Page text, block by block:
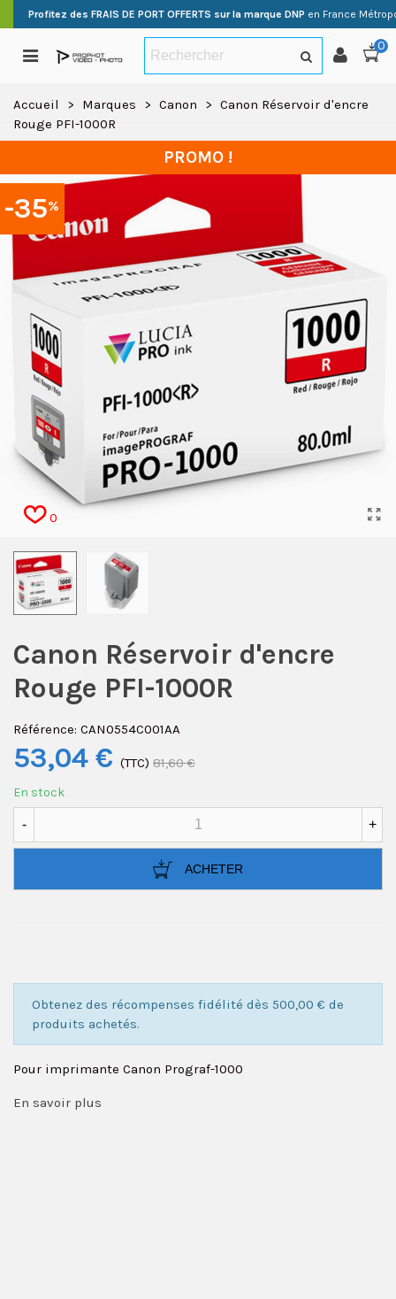
Profitez des FRAIS DE PORT OFFERTS sur la marque DNP en France
0
Accueil > Marques > Canon > Canon Réservoir d'encre
Rouge PFI-1000R
-35%
PROMO !
0
Canon Réservoir d'encre
Rouge PFI-1000R
Référence: CAN0554C001AA
53,04 € (TTC) 81,60 €
En stock
- +
ACHETER
Obtenez des récompenses fidélité dès 500,00 € de
produits achetés.
Pour imprimante Canon Prograf-1000
En savoir plus